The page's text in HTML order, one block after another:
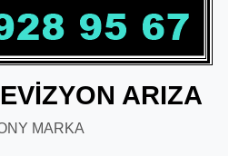
ARIZA
MARKA